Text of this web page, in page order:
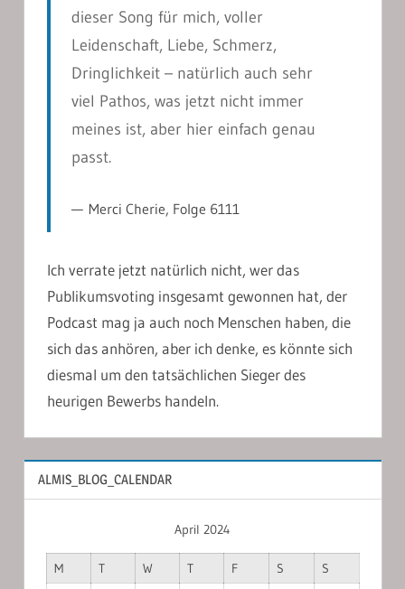
dieser Song für mich, voller
Leidenschaft, Liebe, Schmerz,
Dringlichkeit – natürlich auch sehr
viel Pathos, was jetzt nicht immer
meines ist, aber hier einfach genau
passt.
Merci Cherie, Folge 6111
Ich verrate jetzt natürlich nicht, wer das
Publikumsvoting insgesamt gewonnen hat, der
Podcast mag ja auch noch Menschen haben, die
sich das anhören, aber ich denke, es könnte sich
diesmal um den tatsächlichen Sieger des
heurigen Bewerbs handeln.
ALMIS_BLOG_CALENDAR
April 2024
M T W T F S
S